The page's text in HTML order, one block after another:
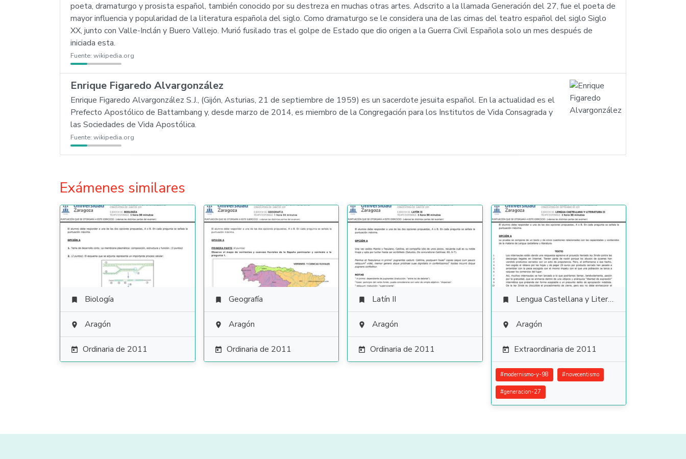
poeta, dramaturgo y prosista español, también conocido por su destreza en muchas otras artes. Adscrito a la llamada Generación del 27, fue el poeta de
mayor influencia y popularidad de la literatura española del siglo. Como dramaturgo se le considera una de las cimas del teatro español del siglo Siglo
XX, junto con Valle-Inclán y Buero Vallejo. Murió fusilado tras el golpe de Estado que dio origen a la Guerra Civil Española solo un mes después de
iniciada esta.
Fuente: wikipedia.org
Enrique Figaredo Alvargonzález
Enrique Figaredo Alvargonzález S.J., (Gijón, Asturias, 21 de septiembre de 1959) es un sacerdote jesuita español. En la actualidad es el
Prefecto Apostólico de Battambang y, desde marzo de 2014, es miembro de la Congregación para los Institutos de Vida Consagrada y
las Sociedades de Vida Apostólica.
Fuente: wikipedia.org
Exámenes similares
 Biología
 Aragón
 Ordinaria de 2011
 Geografía
 Aragón
 Ordinaria de 2011
 Latín II
 Aragón
 Ordinaria de 2011
 Lengua Castellana y Literatura
 Aragón
 Extraordinaria de 2011
#modernismo-y-98 #novecentismo
#generacion-27